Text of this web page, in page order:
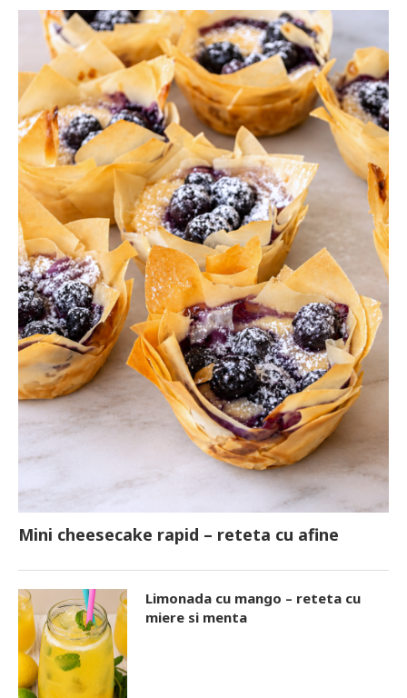
Mini cheesecake rapid – reteta cu afine
Limonada cu mango – reteta cu
miere si menta